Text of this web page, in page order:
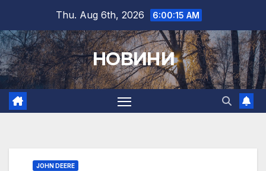
content
Thu. Aug 6th, 2026 6:00:16 AM
НОВИНИ
JOHN DEERE